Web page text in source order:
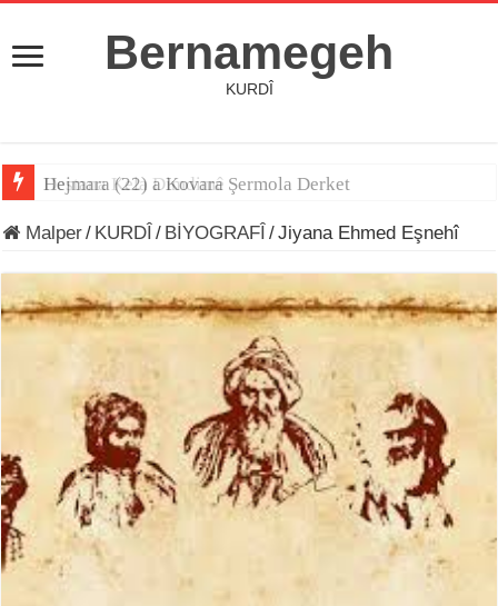
Bernamegeh
KURDÎ
Hejmara (22) a Kovara Şermola Derket
Destana Kela Dimdimê
Malper/ KURDÎ / BİYOGRAFÎ /Jiyana Ehmed Eşnehî